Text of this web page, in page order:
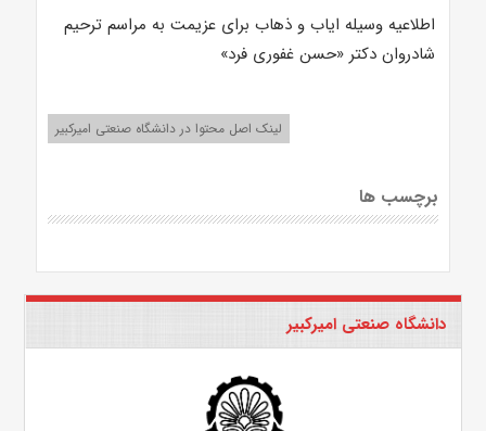
اطلاعیه وسیله ایاب و ذهاب برای عزیمت به مراسم ترحیم
شادروان دکتر «حسن غفوری فرد»
لینک اصل محتوا در دانشگاه صنعتی امیرکبیر
برچسب ها
دانشگاه صنعتی امیرکبیر